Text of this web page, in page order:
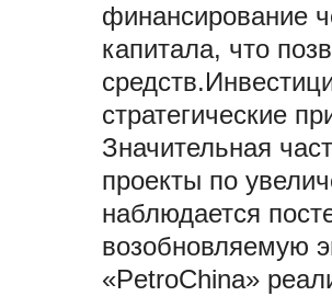
финансирование
капитала, что
стратегические
Значительная
проекты по
наблюдается
возобновляемую
«PetroChina»